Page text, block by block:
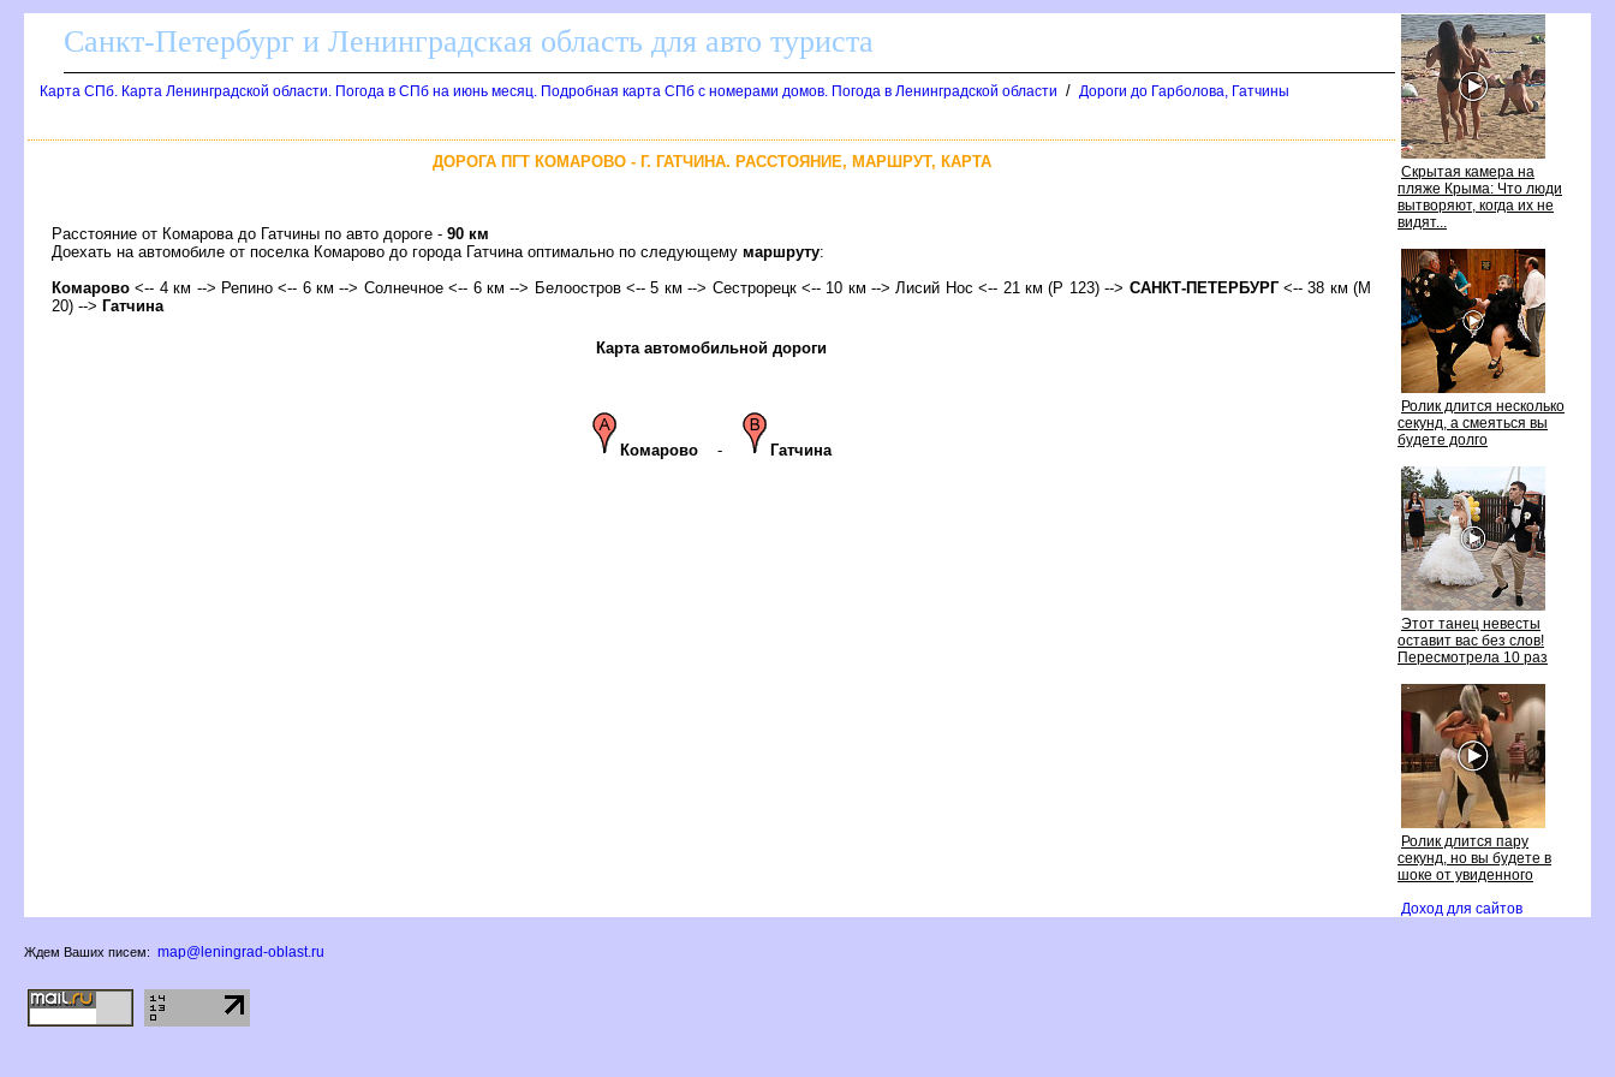
Скрытая камера на
пляже Крыма: Что люди
ытворяют, когда их не
идят...
Ролик длится несколько
секунд, а смеяться вы
удете долго
Этот танец невесты
оставит вас без слов!
Пересмотрела 10 раз
Ролик длится пару
секунд, но вы будете
шоке от увиденного
Доход для сайто
Санкт-Петербург и Ленинградская область для авто туриста
Карта СПб. Карта Ленинградской области. Погода в СПб на июнь месяц. Подробная карта СПб с номерами домов. Погода в Ленинградской области / Дороги до Гарболова, Гатчины
ДОРОГА ПГТ КОМАРОВО - Г. ГАТЧИНА. РАССТОЯНИЕ, МАРШРУТ, КАРТА
Расстояние от Комарова до Гатчины по авто дороге - 90 км
Доехать на автомобиле от поселка Комарово до города Гатчина оптимально по следующему маршруту:
Комарово <-- 4 км --> Репино <-- 6 км --> Солнечное <-- 6 км --> Белоостров <-- 5 км --> Сестрорецк <-- 10 км --> Лисий Нос <-- 21 км (Р 123) --> САНКТ-ПЕТЕРБУРГ<-- 38 км (М
20) --> Гатчина
Карта автомобильной дороги
Комарово - Гатчина
Ждем Ваших писем: map@leningrad-oblast.ru